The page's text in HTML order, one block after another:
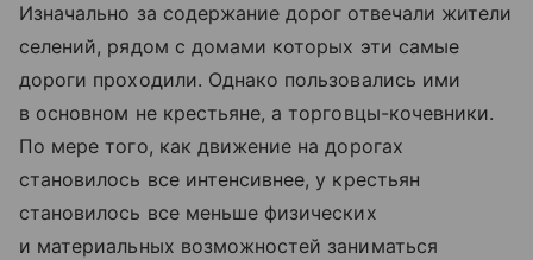
Изначально за содержание дорог отвечали жители
селений, рядом с домами которых эти самые
дороги проходили. Однако пользовались ими
в основном не крестьяне, а торговцы-кочевники.
По мере того, как движение на дорогах
становилось все интенсивнее, у крестьян
становилось все меньше физических
и материальных возможностей заниматься